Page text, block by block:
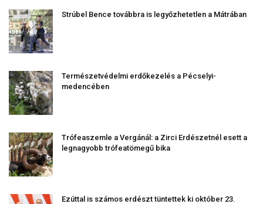
Strúbel Bence továbbra is legyőzhetetlen a Mátrában
Természetvédelmi erdőkezelés a Pécselyi-
medencében
Trófeaszemle a Vergánál: a Zirci Erdészetnél esett a
legnagyobb trófeatömegű bika
Ezúttal is számos erdészt tüntettek ki október 23.